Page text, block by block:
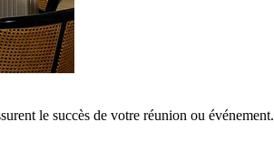
le succès de votre réunion ou événement.